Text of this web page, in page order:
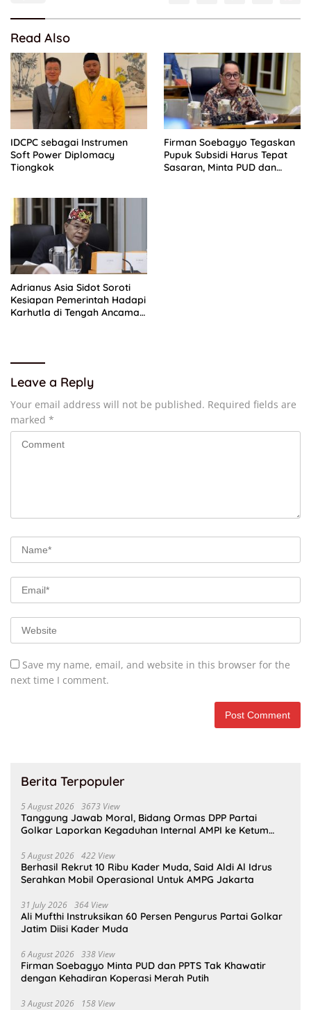
Read Also
IDCPC sebagai Instrumen
Soft Power Diplomacy
Tiongkok
Firman Soebagyo Tegaskan
Pupuk Subsidi Harus Tepat
Sasaran, Minta PUD dan
Adrianus Asia Sidot Soroti
Kesiapan Pemerintah Hadapi
Karhutla di Tengah Ancaman
Leave a Reply
Your email address will not be published. Required fields are
marked *
Save my name, email, and website in this browser for the
next time I comment.
Berita Terpopuler
5 August 2026 3673 View
Tanggung Jawab Moral, Bidang Ormas DPP Partai
Golkar Laporkan Kegaduhan Internal AMPI ke Ketum
5 August 2026 422 View
Berhasil Rekrut 10 Ribu Kader Muda, Said Aldi Al Idrus
Serahkan Mobil Operasional Untuk AMPG Jakarta
31 July 2026 364 View
Ali Mufthi Instruksikan 60 Persen Pengurus Partai Golkar
Jatim Diisi Kader Muda
6 August 2026 338 View
Firman Soebagyo Minta PUD dan PPTS Tak Khawatir
dengan Kehadiran Koperasi Merah Putih
3 August 2026 158 View